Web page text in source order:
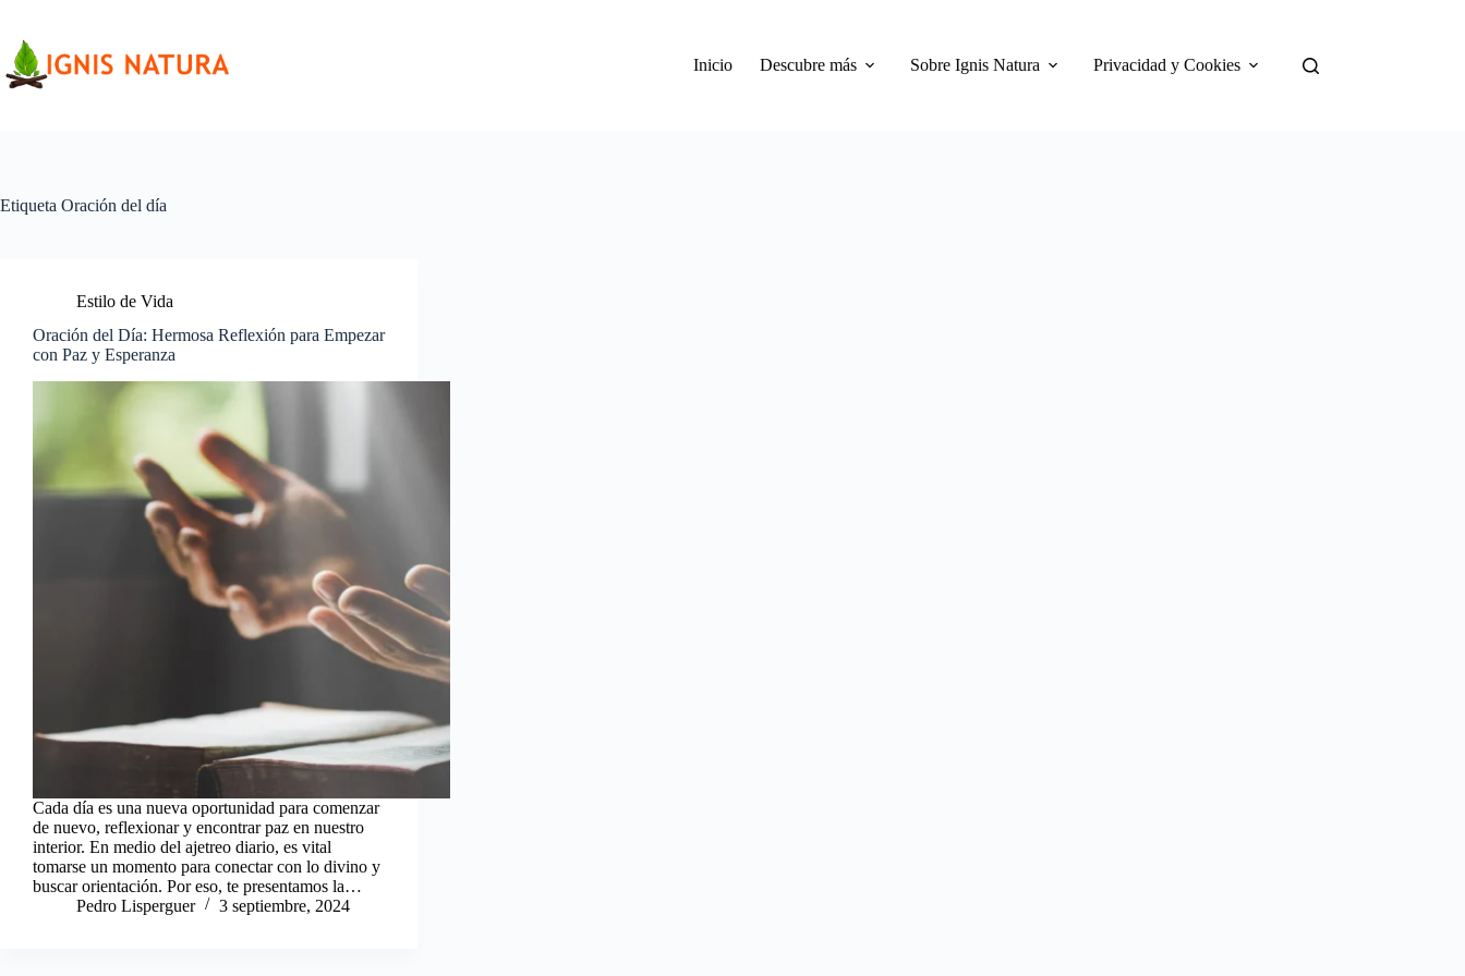
contenido
Inicio
Descubre más Sobre Ignis Natura Privacidad y Cookies
Etiqueta Oración del día
Estilo de Vida
Oración del Día: Hermosa Reflexión para Empezar
con Paz y Esperanza
Cada día es una nueva oportunidad para comenzar
de nuevo, reflexionar y encontrar paz en nuestro
interior. En medio del ajetreo diario, es vital
tomarse un momento para conectar con lo divino y
buscar orientación. Por eso, te presentamos la…
Pedro Lisperguer
3 septiembre, 2024